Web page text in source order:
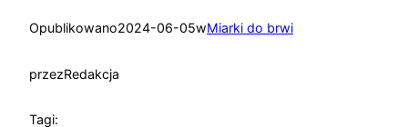
Opublikowano2024-06-05wMiarki do brwi
przezRedakcja
Tagi: